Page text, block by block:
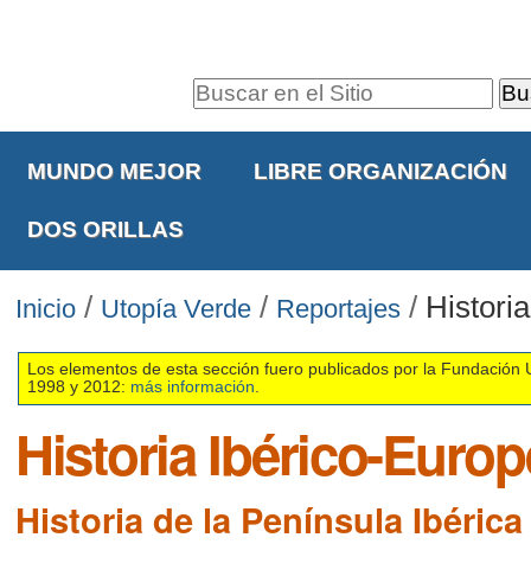
MUNDO MEJOR LIBRE ORGANIZACIÓN
DOS ORILLAS
Inicio / Utopía Verde / Reportajes /
Los elementos de esta sección fuero publicados por la Fundación
1998 y 2012: más información.
Historia Ibérico-
Historia de la Península